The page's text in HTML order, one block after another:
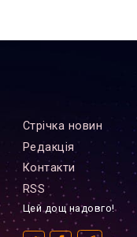
Стрiчка новин
Редакцiя
Контакти
RSS
Цей дощ надовго!